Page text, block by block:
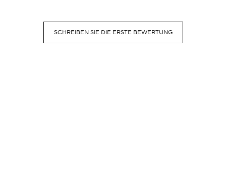
SCHREIBEN SIE DIE ERSTE BEWERTUNG